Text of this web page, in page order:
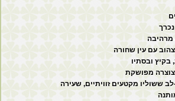
מרהיבה
עם עין שחורה
בקיץ ובסתיו
מפושקת
ששוליו מקטעים זוויתיים, שעירה